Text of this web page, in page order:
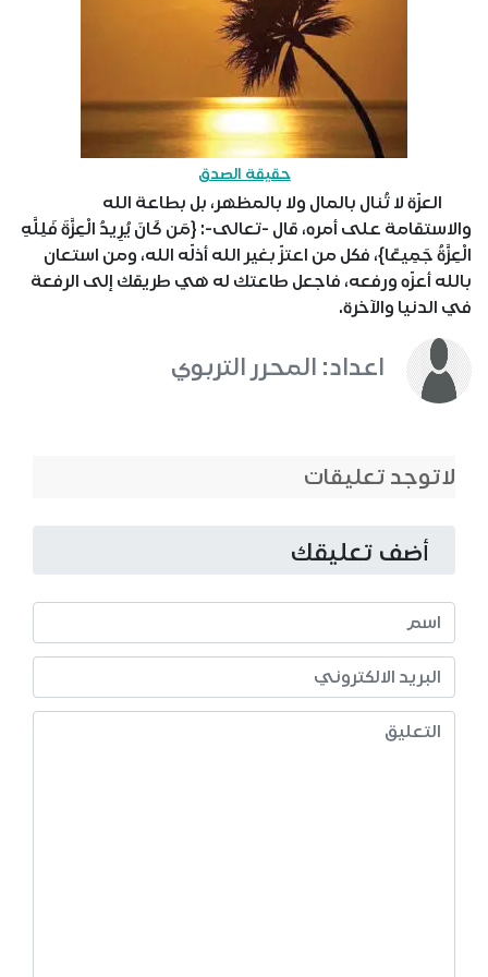
حقيقة الصدق
العزّة لا تُنال بالمال ولا بالمظهر، بل بطاعة الله
والاستقامة على أمره، قال -تعالى-: {مَن كَانَ يُرِيدُ الْعِزَّةَ فَلِلَّهِ
الْعِزَّةُ جَمِيعًا}، فكل من اعتزّ بغير الله أذلّه الله، ومن استعان
بالله أعزّه ورفعه، فاجعل طاعتك له هي طريقك إلى الرفعة
في الدنيا والآخرة.
اعداد: المحرر التربوي
لاتوجد تعليقات
أضف تعليقك